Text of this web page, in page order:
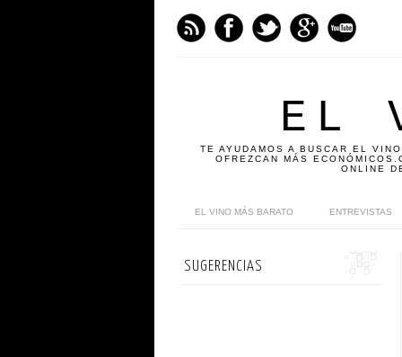
EL
TE AYUDAMOS A BUSCAR EL
OFREZCAN MÁS
ONLINE
EL VINO MÁS BARATO ENTREVISTAS
SUGERENCIAS